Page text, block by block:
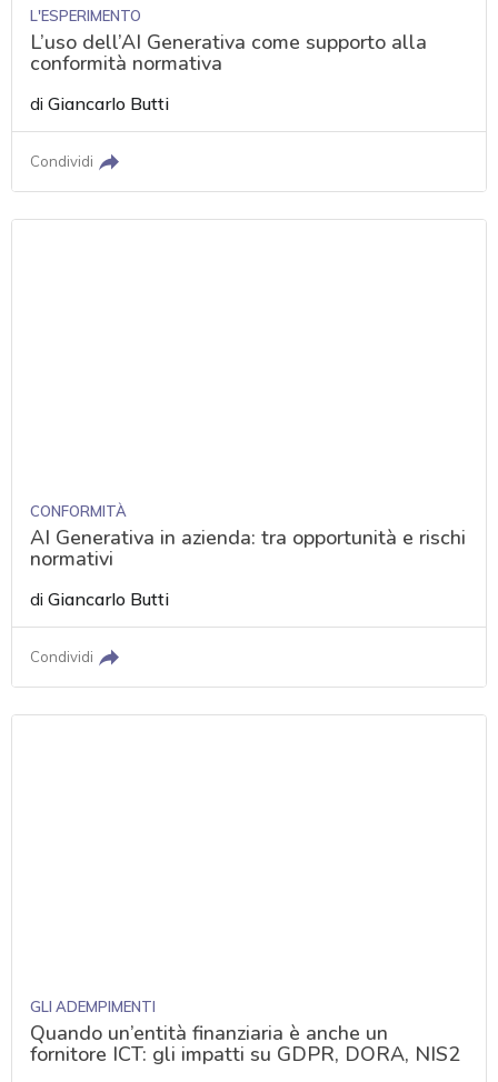
L'ESPERIMENTO
L’uso dell’AI Generativa come supporto alla
conformità normativa
diGiancarlo Butti
Condividi
CONFORMITÀ
AI Generativa in azienda: tra opportunità e rischi
normativi
diGiancarlo Butti
Condividi
GLI ADEMPIMENTI
Quando un’entità finanziaria è anche un
fornitore ICT: gli impatti su GDPR, DORA, NIS2